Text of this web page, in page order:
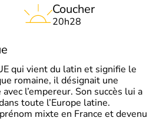
Coucher
20h28
qui vient du latin et signifie le
romaine, il désignait une
l’empereur. Son succès lui a
toute l’Europe latine.
mixte en France et devenu